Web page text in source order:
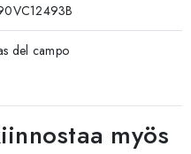
del campo
myös